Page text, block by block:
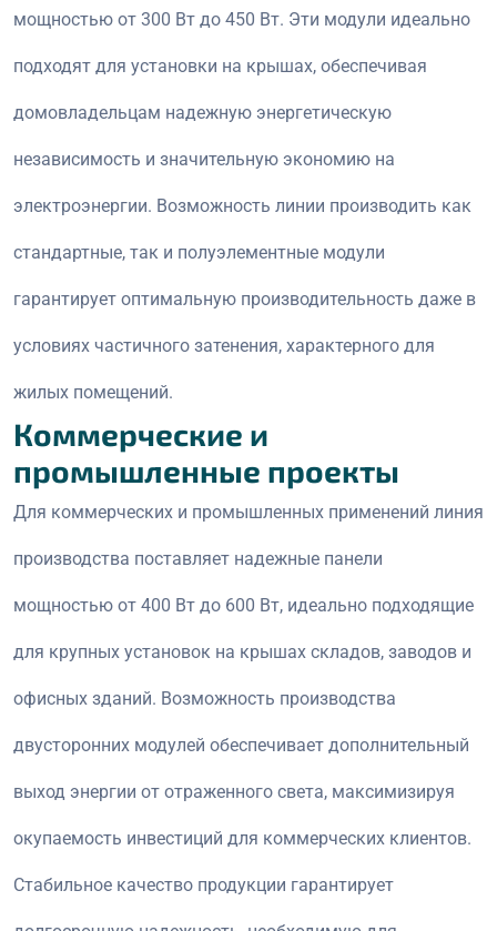
мощностью от 300 Вт до 450 Вт. Эти модули идеально
подходят для установки на крышах, обеспечивая
домовладельцам надежную энергетическую
независимость и значительную экономию на
электроэнергии. Возможность линии производить как
стандартные, так и полуэлементные модули
гарантирует оптимальную производительность даже в
условиях частичного затенения, характерного для
жилых помещений.
Коммерческие и
промышленные проекты
Для коммерческих и промышленных применений линия
производства поставляет надежные панели
мощностью от 400 Вт до 600 Вт, идеально подходящие
для крупных установок на крышах складов, заводов и
офисных зданий. Возможность производства
двусторонних модулей обеспечивает дополнительный
выход энергии от отраженного света, максимизируя
окупаемость инвестиций для коммерческих клиентов.
Стабильное качество продукции гарантирует